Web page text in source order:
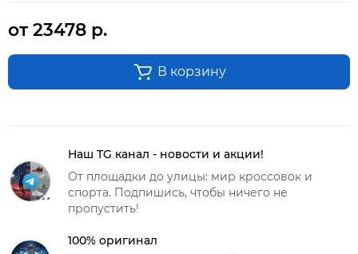
от 23478 р.
В корзину
Наш TG канал - новости и акции!
От площадки до улицы: мир кроссовок и
спорта. Подпишись, чтобы ничего не
пропустить!
100% оригинал